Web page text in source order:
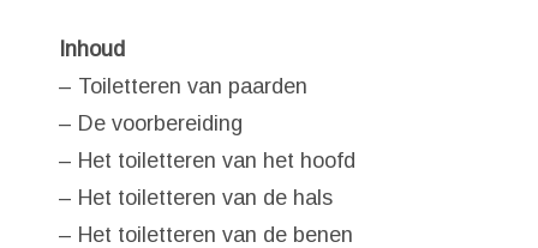
Inhoud
– Toiletteren van paarden
– De voorbereiding
– Het toiletteren van het hoofd
– Het toiletteren van de hals
– Het toiletteren van de benen